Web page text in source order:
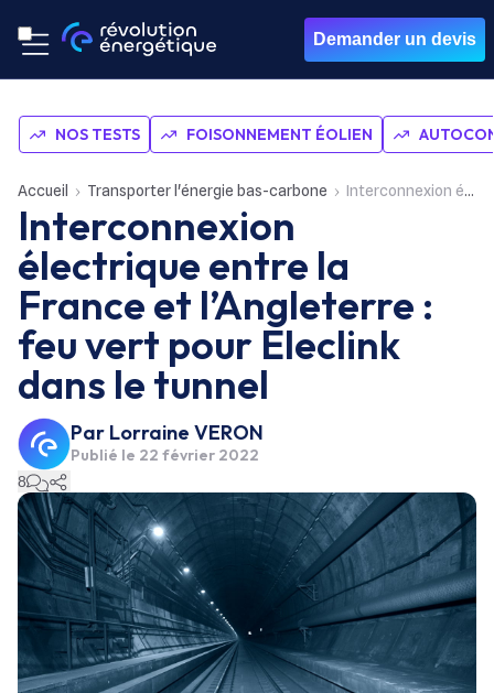
Demander un devis
NOS TESTS FOISONNEMENT ÉOLIEN
Accueil Transporter l'énergie bas-carbone Interconnexion électrique entre la France et l’Angleterre : feu vert pour Eleclink dans le tunnel
Interconnexion
électrique entre la
France et l’Angleterre :
feu vert pour Eleclink
dans le tunnel
Par Lorraine VERON
Publié le 22 février 2022
8